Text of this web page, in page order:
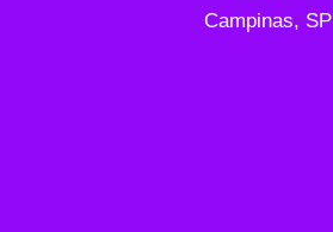
Campinas, SP